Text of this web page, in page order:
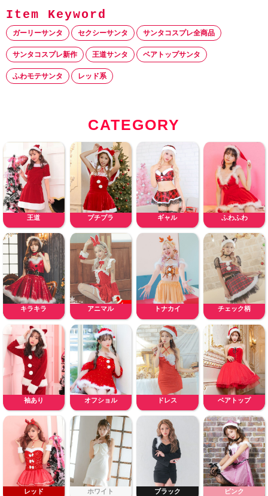
ガーリーサンタ セクシーサンタ サンタコスプレ全商品
サンタコスプレ新作 王道サンタ ベアトップサンタ
ふわモテサンタ レッド系
CATEGORY
王道 プチプラ ギャル ふわふわ
キラキラ アニマル トナカイ チェック柄
袖あり オフショル ドレス ベアトップ
レッド ホワイト ブラック ピンク